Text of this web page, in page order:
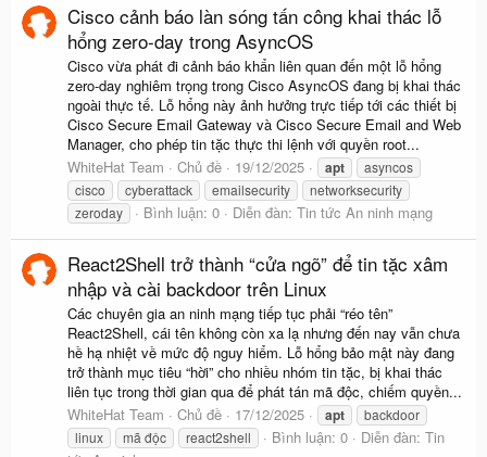
Cisco cảnh báo làn sóng tấn công khai thác lỗ
hổng zero-day trong AsyncOS
Cisco vừa phát đi cảnh báo khẩn liên quan đến một lỗ hổng
zero-day nghiêm trọng trong Cisco AsyncOS đang bị khai thác
ngoài thực tế. Lỗ hổng này ảnh hưởng trực tiếp tới các thiết bị
Cisco Secure Email Gateway và Cisco Secure Email and Web
Manager, cho phép tin tặc thực thi lệnh với quyền root...
WhiteHat Team
Chủ đề 19/12/2025 apt
asyncos
cisco
cyberattack emailsecurity
networksecurity
zeroday
Bình luận: 0 Diễn đàn: Tin tức An ninh mạng
React2Shell trở thành “cửa ngõ” để tin tặc xâm
nhập và cài backdoor trên Linux
Các chuyên gia an ninh mạng tiếp tục phải “réo tên”
React2Shell, cái tên không còn xa lạ nhưng đến nay vẫn chưa
hề hạ nhiệt về mức độ nguy hiểm. Lỗ hổng bảo mật này đang
trở thành mục tiêu “hời” cho nhiều nhóm tin tặc, bị khai thác
liên tục trong thời gian qua để phát tán mã độc, chiếm quyền...
WhiteHat Team
Chủ đề 17/12/2025 apt
backdoor
linux
mã độc react2shell Bình luận: 0 Diễn đàn: Tin